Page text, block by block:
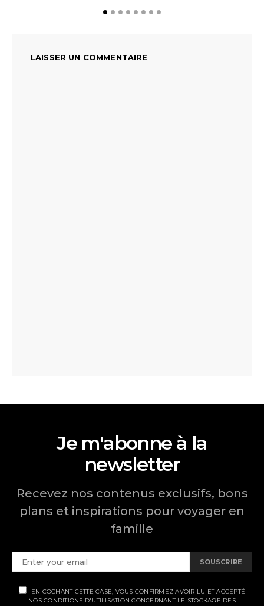
LAISSER UN COMMENTAIRE
Je m'abonne à la
newsletter
Recevez nos contenus exclusifs, bons
plans et inspirations pour voyager en
famille
SOUSCRIRE
EN COCHANT CETTE CASE, VOUS CONFIRMEZ AVOIR LU ET ACCEPTÉ
NOS CONDITIONS D'UTILISATION CONCERNANT LE STOCKAGE DES